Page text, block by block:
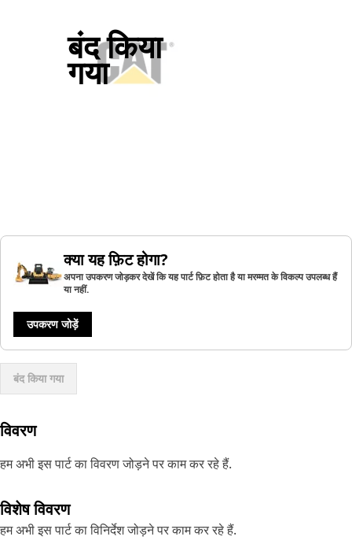
बंद किया
गया
क्या यह फ़िट होगा?
अपना उपकरण जोड़कर देखें कि यह पार्ट फ़िट होता है या मरम्मत के विकल्प उपलब्ध हैं
या नहीं.
उपकरण जोड़ें
बंद किया गया
विवरण
हम अभी इस पार्ट का विवरण जोड़ने पर काम कर रहे हैं.
विशेष विवरण
हम अभी इस पार्ट का विनिर्देश जोड़ने पर काम कर रहे हैं.